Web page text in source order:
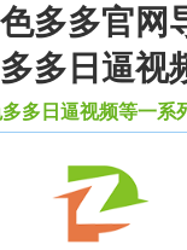
色多多官网
多多日逼视
日逼视频等一系列